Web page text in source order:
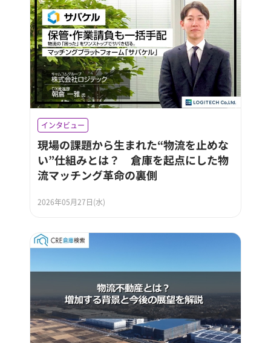
インタビュー
現場の課題から生まれた“物流を止めな
い”仕組みとは？ 倉庫を起点にした物
流マッチング革命の裏側
2026年05月27日(水)